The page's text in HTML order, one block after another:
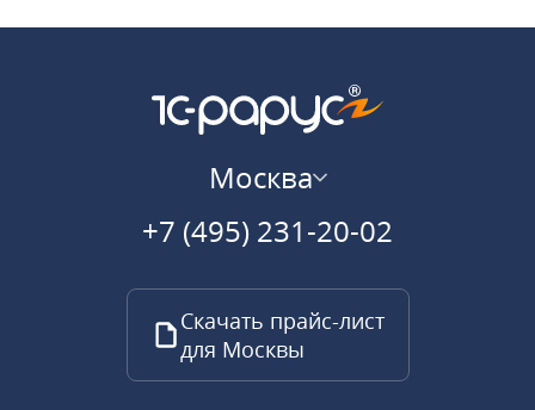
Москва
+7 (495) 231-20-02
Скачать прайс-лист
для Москвы